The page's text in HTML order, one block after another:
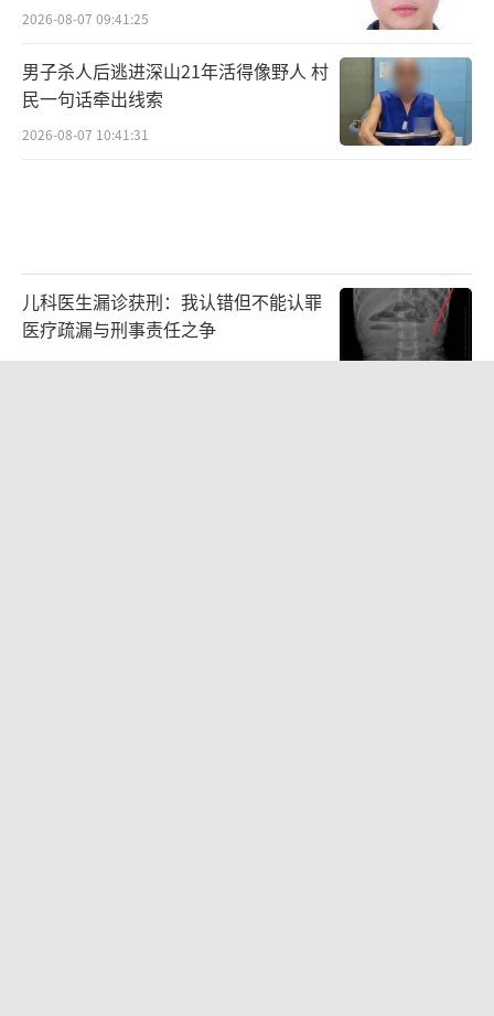
2026-08-07 09:41:25
男子杀人后逃进深山21年活得像野人 村
民一句话牵出线索
2026-08-07 10:41:31
儿科医生漏诊获刑：我认错但不能认罪
医疗疏漏与刑事责任之争
2026-08-06 13:45:15